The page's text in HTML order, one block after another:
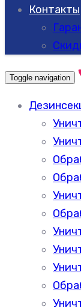
Контакты
Toggle navigation